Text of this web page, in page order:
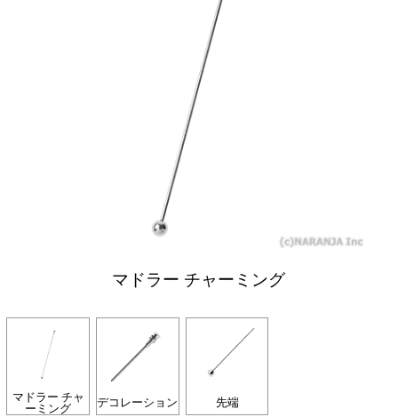
マドラー チャーミング
マドラー チャ
ーミング デコレーション 先端